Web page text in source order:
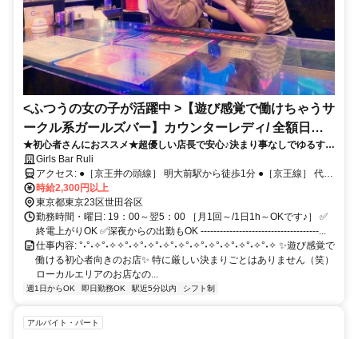
<ふつうの女の子が活躍中 >【遊び感覚で働けちゃうサ
ークル系ガールズバー】カウンターレディ/ 全額日払
いOK
★初心者さんにおススメ★超優しい店長で安心♪決まり事なしでゆるす
ぎ？(笑)/シフトも接客もラフが魅力！【時給2300円以上！】【送りあ
り】【全額日払いOK】【履歴書不要】
Girls Bar Ruli
アクセス: ●［京王井の頭線］ 明大前駅から徒歩1分 ●［京王線］ 代田
橋駅から徒歩13分 ●［東急世田谷線］ 下高井戸駅から徒歩15分
時給2,300円以上
東京都東京23区世田谷区
勤務時間・曜日: 19：00～翌5：00 ［月1回～/1日1h～OKです♪］ ✅
終電上がりOK ✅深夜からの出勤もOK -------------------------------------...
仕事内容: °˖°˖✧°˖✧✧°˖✧°˖✧°˖✧°˖✧°˖✧°˖✧°˖✧°˖✧°˖✧°˖✧ ✨遊び感覚で
働ける初心者向きのお店✨ 特に厳しい決まりごとはありません（笑）
ローカルエリアのお店なの...
週1日からOK 即日勤務OK 駅近5分以内 シフト制
アルバイト・パート